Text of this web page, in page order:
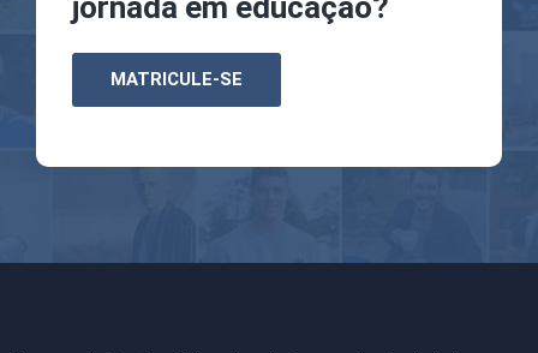
jornada em educação?
MATRICULE-SE